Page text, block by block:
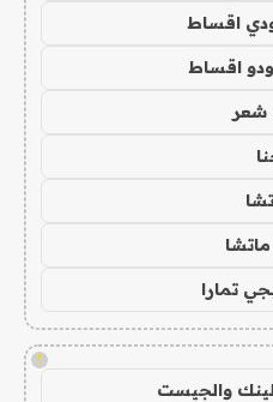
اقساط
اقساط
شعر
تمارا
!
والجيست